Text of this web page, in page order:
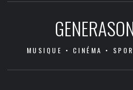
MUSIQUE • CINÉMA •